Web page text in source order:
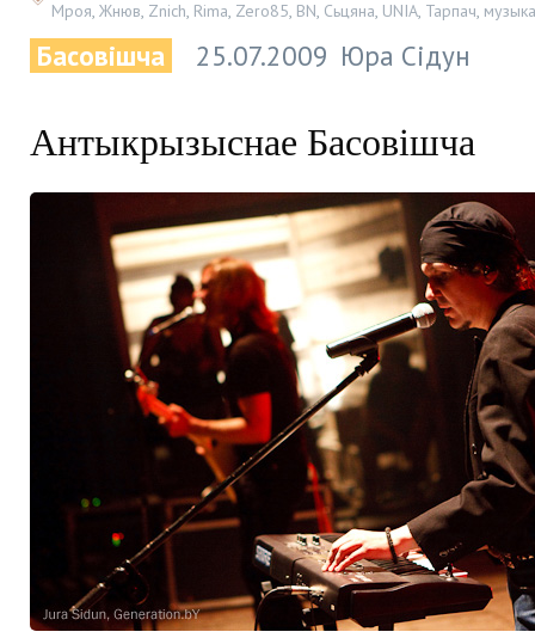
Мроя, Жнюв, Znich, Rima, Zero85, BN, Сьцяна, UNIA, Тарпач, музыка
Басовішча 25.07.2009 Юра Сідун
Антыкрызыснае Басовішча